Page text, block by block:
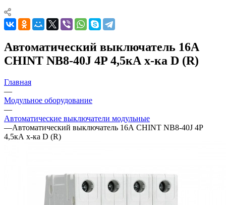
Автоматический выключатель 16А
CHINT NB8-40J 4P 4,5кА х-ка D (R)
Главная
—
Модульное оборудование
—
Автоматические выключатели модульные
—Автоматический выключатель 16А CHINT NB8-40J 4P
4,5кА х-ка D (R)